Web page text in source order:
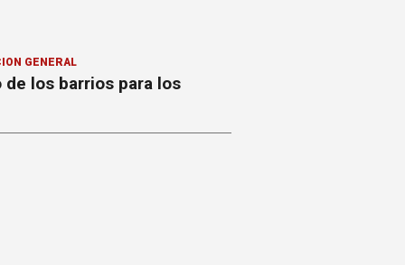
GENERAL
de los barrios para los